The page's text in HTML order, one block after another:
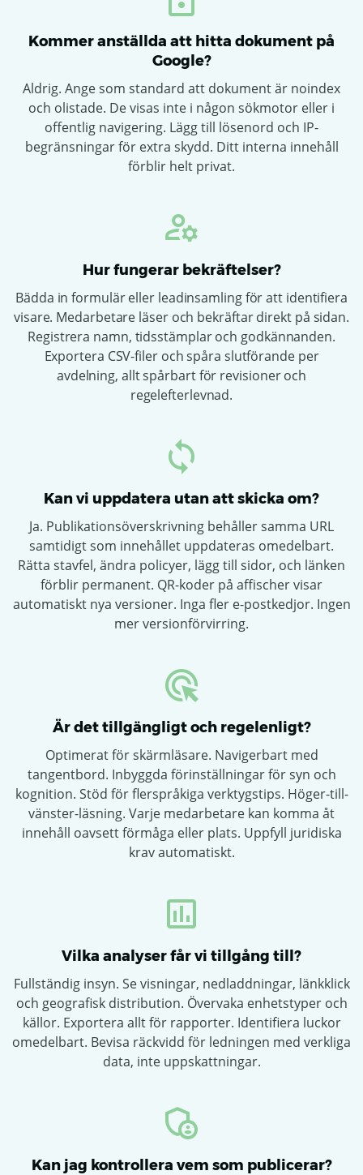
Kommer anställda att hitta dokument på
Google?
Aldrig. Ange som standard att dokument är noindex
och olistade. De visas inte i någon sökmotor eller i
offentlig navigering. Lägg till lösenord och IP-
begränsningar för extra skydd. Ditt interna innehåll
förblir helt privat.
Hur fungerar bekräftelser?
ChatGPT
said:
Bädda in formulär eller leadinsamling för att identifiera
visare. Medarbetare läser och bekräftar direkt på sidan.
Registrera namn, tidsstämplar och godkännanden.
Exportera CSV-filer och spåra slutförande per
avdelning, allt spårbart för revisioner och
regelefterlevnad.
Kan vi uppdatera utan att skicka om?
Ja. Publikationsöverskrivning behåller samma URL
samtidigt som innehållet uppdateras omedelbart.
Rätta stavfel, ändra policyer, lägg till sidor, och länken
förblir permanent. QR-koder på affischer visar
automatiskt nya versioner. Inga fler e-postkedjor. Ingen
mer versionförvirring.
Är det tillgängligt och regelenligt?
Optimerat för skärmläsare. Navigerbart med
tangentbord. Inbyggda förinställningar för syn och
kognition. Stöd för flerspråkiga verktygstips. Höger-till-
vänster-läsning. Varje medarbetare kan komma åt
innehåll oavsett förmåga eller plats. Uppfyll juridiska
krav automatiskt.
Vilka analyser får vi tillgång till?
Fullständig insyn. Se visningar, nedladdningar, länkklick
och geografisk distribution. Övervaka enhetstyper och
källor. Exportera allt för rapporter. Identifiera luckor
omedelbart. Bevisa räckvidd för ledningen med verkliga
data, inte uppskattningar.
Kan jag kontrollera vem som publicerar?